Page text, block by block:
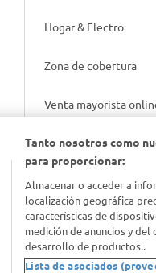
Hogar & Electro
Zona de cobertura
Venta mayorista
Gift cards
Tanto nosotros como
para proporcionar:
Almacenar o acceder a
localización geográfica
características de
medición de anuncios y
desarrollo de productos..
Lista de asociados